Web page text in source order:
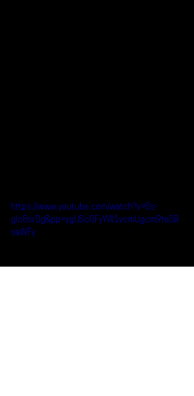
https://www.youtube.com/watch?v=Ss-
glc8srDg&pp=ygUScGFyYW1vcmUgcm9teSB
saWFy